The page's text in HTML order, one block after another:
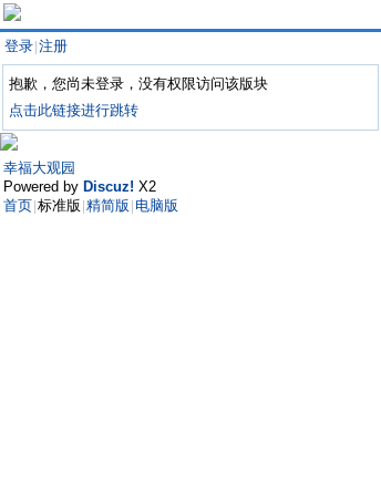
登录 注册
抱歉，您尚未登录，没有权限访问该版块
点击此链接进行跳转
幸福大观园
Powered by Discuz! X2
首页 标准版 精简版 电脑版